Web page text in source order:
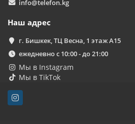
info@telefon.kg
Наш адрес
г. Бишкек, ТЦ Весна, 1 этаж А15
ежедневно с 10:00 - до 21:00
Мы в Instagram
Мы в TikTok